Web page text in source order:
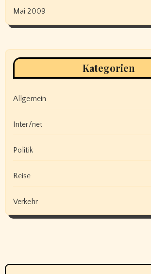
Mai 2009
Kategorien
Allgemein
Inter/net
Politik
Reise
Verkehr